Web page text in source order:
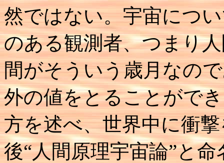
然ではない。宇宙につ
のある観測者、つまり
間がそういう歳月なの
外の値をとることがで
方を述べ、世界中に衝
後“人間原理宇宙論”と